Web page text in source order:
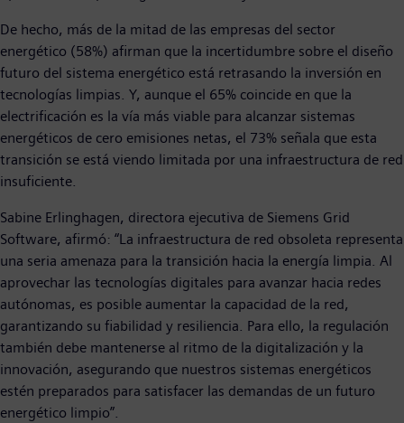
De hecho, más de la mitad de las empresas del sector
energético (58%) afirman que la incertidumbre sobre el diseño
futuro del sistema energético está retrasando la inversión en
tecnologías limpias. Y, aunque el 65% coincide en que la
electrificación es la vía más viable para alcanzar sistemas
energéticos de cero emisiones netas, el 73% señala que esta
transición se está viendo limitada por una infraestructura de red
insuficiente.
Sabine Erlinghagen, directora ejecutiva de Siemens Grid
Software, afirmó: “La infraestructura de red obsoleta representa
una seria amenaza para la transición hacia la energía limpia. Al
aprovechar las tecnologías digitales para avanzar hacia redes
autónomas, es posible aumentar la capacidad de la red,
garantizando su fiabilidad y resiliencia. Para ello, la regulación
también debe mantenerse al ritmo de la digitalización y la
innovación, asegurando que nuestros sistemas energéticos
estén preparados para satisfacer las demandas de un futuro
energético limpio”.